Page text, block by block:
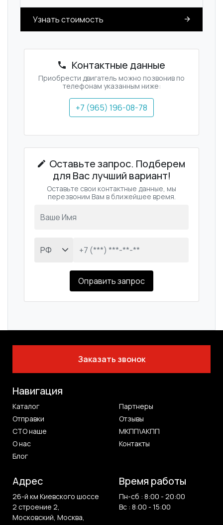
Узнать стоимость
Контактные данные
Приобрести двигатель можно позвонив по
телефонам указанным ниже:
+7 (965) 196-08-78
Оставьте запрос. Подберем
для Вас лучший вариант!
Оставьте свои контактные данные, мы
перезвоним Вам в ближейшее время.
Оправить запрос
Заказать звонок
Навигация
Каталог
Партнеры
Отправки
Отзывы
СТО наше
МКПП\АКПП
О нас
Контакты
Блог
Адрес
26-й км Киевского шоссе
2 строение 2,
Московский, Москва,
Время работы
Пн-сб : 8:00 - 20:00
Вс : 8:00 - 15:00